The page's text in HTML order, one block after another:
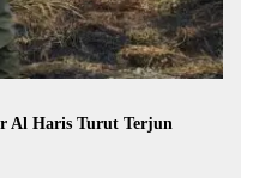
Al Haris Turut Terjun